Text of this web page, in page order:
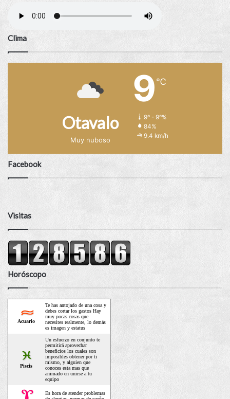
Clima
Otavalo
Muy nuboso
9 ℃
9º - 9º%
84%
9.4 km/h
Facebook
Visitas
Horóscopo